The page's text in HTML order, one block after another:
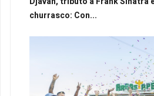
churrasco: Con...